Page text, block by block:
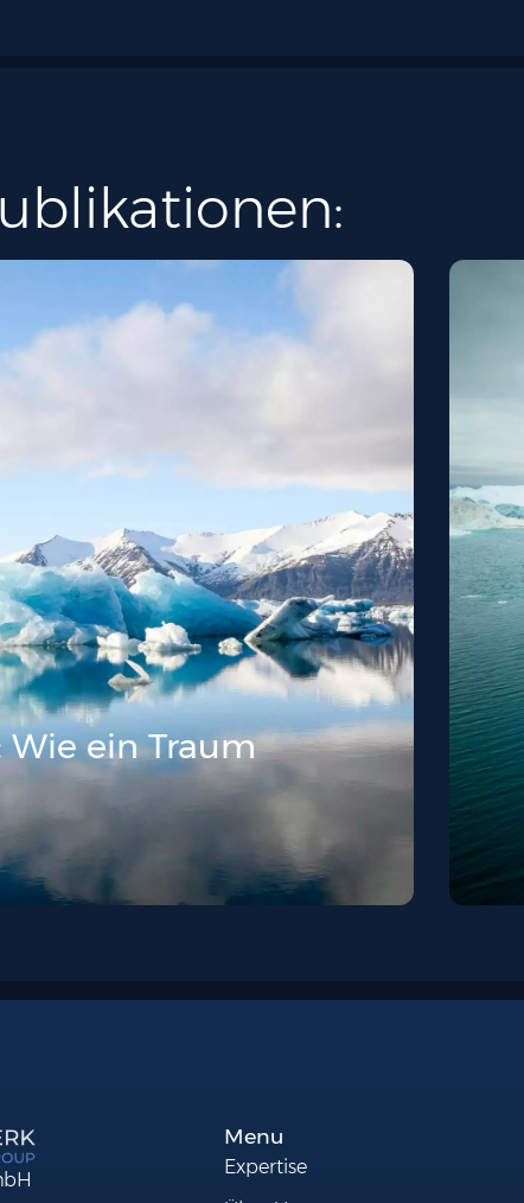
Wie ein Traum
Menu
Expertise